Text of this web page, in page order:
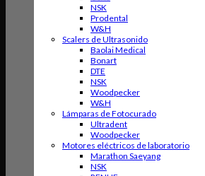
NSK
Prodental
W&H
Scalers de Ultrasonido
Baolai Medical
Bonart
DTE
NSK
Woodpecker
W&H
Lámparas de Fotocurado
Ultradent
Woodpecker
Motores eléctricos de laboratorio
Marathon Saeyang
NSK